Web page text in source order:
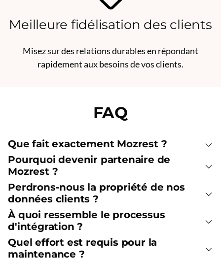
Meilleure fidélisation des clients
Misez sur des relations durables en répondant
rapidement aux besoins de vos clients.
FAQ
Que fait exactement Mozrest ?
Pourquoi devenir partenaire de
Mozrest ?
Perdrons-nous la propriété de nos
données clients ?
À quoi ressemble le processus
d'intégration ?
Quel effort est requis pour la
maintenance ?